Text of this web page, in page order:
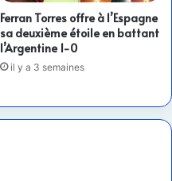
Ferran Torres offre à l’Espagne
sa deuxième étoile en battant
l’Argentine 1-0
il y a 3 semaines